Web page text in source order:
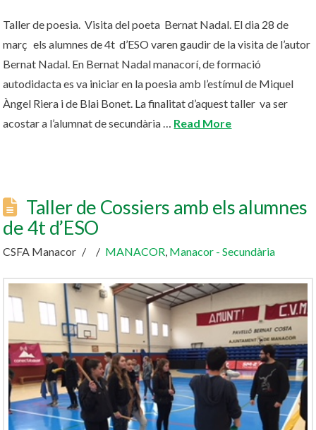
Taller de poesia. Visita del poeta Bernat Nadal. El dia 28 de
març els alumnes de 4t d’ESO varen gaudir de la visita de l’autor
Bernat Nadal. En Bernat Nadal manacorí, de formació
autodidacta es va iniciar en la poesia amb l’estímul de Miquel
Àngel Riera i de Blai Bonet. La finalitat d’aquest taller va ser
acostar a l’alumnat de secundària … Read More
Taller de Cossiers amb els alumnes
de 4t d’ESO
CSFA Manacor MANACOR, Manacor - Secundària